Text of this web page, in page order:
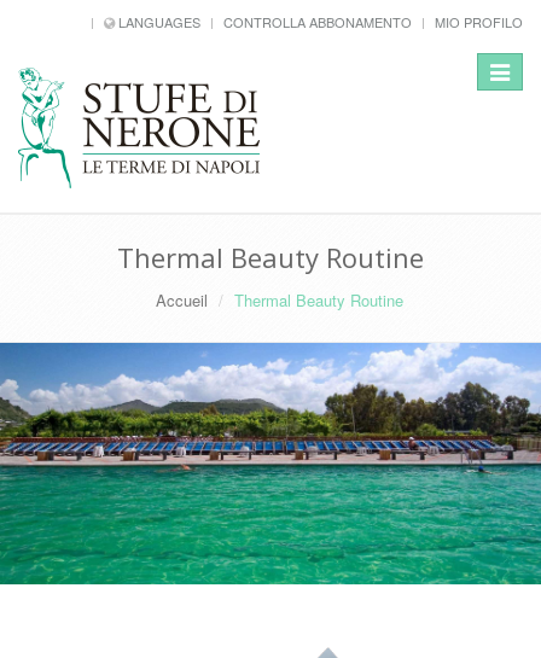
LANGUAGES CONTROLLA ABBONAMENTO MIO PROFILO
Toggle
Thermal Beauty Routine
Accueil Thermal Beauty Routine